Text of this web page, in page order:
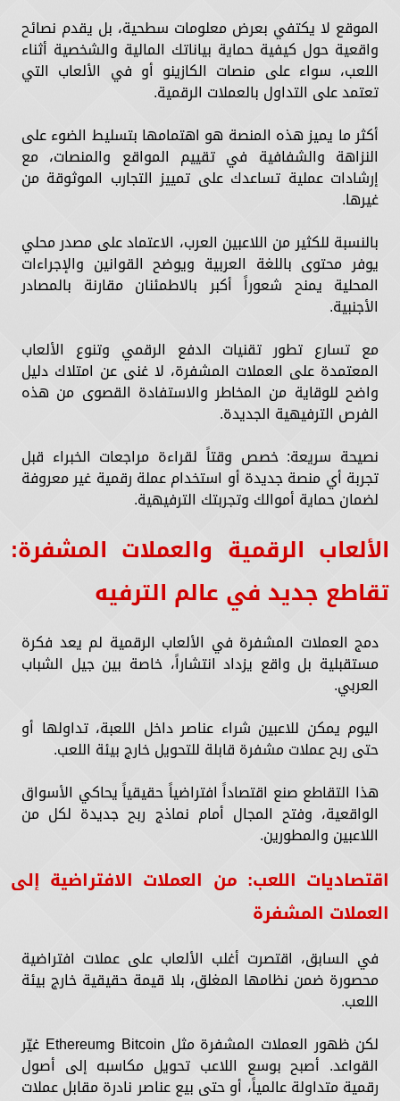
الموقع لا يكتفي بعرض معلومات سطحية، بل يقدم نصائح
واقعية حول كيفية حماية بياناتك المالية والشخصية أثناء
اللعب، سواء على منصات الكازينو أو في الألعاب التي
تعتمد على التداول بالعملات الرقمية.
أكثر ما يميز هذه المنصة هو اهتمامها بتسليط الضوء على
النزاهة والشفافية في تقييم المواقع والمنصات، مع
إرشادات عملية تساعدك على تمييز التجارب الموثوقة من
غيرها.
بالنسبة للكثير من اللاعبين العرب، الاعتماد على مصدر محلي
يوفر محتوى باللغة العربية ويوضح القوانين والإجراءات
المحلية يمنح شعوراً أكبر بالاطمئنان مقارنة بالمصادر
الأجنبية.
مع تسارع تطور تقنيات الدفع الرقمي وتنوع الألعاب
المعتمدة على العملات المشفرة، لا غنى عن امتلاك دليل
واضح للوقاية من المخاطر والاستفادة القصوى من هذه
الفرص الترفيهية الجديدة.
نصيحة سريعة: خصص وقتاً لقراءة مراجعات الخبراء قبل
تجربة أي منصة جديدة أو استخدام عملة رقمية غير معروفة
لضمان حماية أموالك وتجربتك الترفيهية.
الألعاب الرقمية والعملات المشفرة:
تقاطع جديد في عالم الترفيه
دمج العملات المشفرة في الألعاب الرقمية لم يعد فكرة
مستقبلية بل واقع يزداد انتشاراً، خاصة بين جيل الشباب
العربي.
اليوم يمكن للاعبين شراء عناصر داخل اللعبة، تداولها أو
حتى ربح عملات مشفرة قابلة للتحويل خارج بيئة اللعب.
هذا التقاطع صنع اقتصاداً افتراضياً حقيقياً يحاكي الأسواق
الواقعية، وفتح المجال أمام نماذج ربح جديدة لكل من
اللاعبين والمطورين.
اقتصاديات اللعب: من العملات الافتراضية إلى
العملات المشفرة
في السابق، اقتصرت أغلب الألعاب على عملات افتراضية
محصورة ضمن نظامها المغلق، بلا قيمة حقيقية خارج بيئة
اللعب.
لكن ظهور العملات المشفرة مثل Bitcoin وEthereum غيّر
القواعد. أصبح بوسع اللاعب تحويل مكاسبه إلى أصول
رقمية متداولة عالمياً، أو حتى بيع عناصر نادرة مقابل عملات